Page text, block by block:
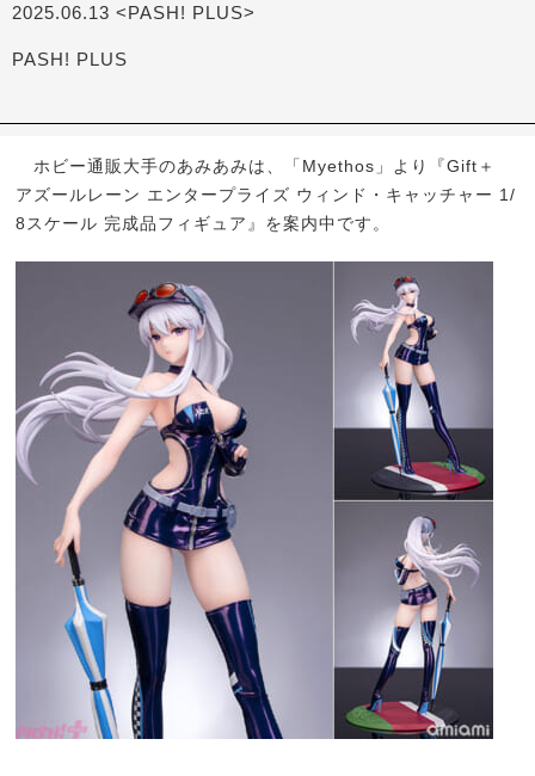
2025.06.13 <PASH! PLUS>
PASH! PLUS
ホビー通販大手のあみあみは、「Myethos」より『Gift＋
アズールレーン エンタープライズ ウィンド・キャッチャー 1/
8スケール 完成品フィギュア』を案内中です。